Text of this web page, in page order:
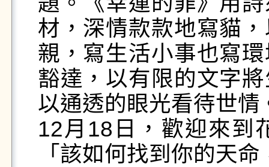
材，深情款款地寫貓
親，寫生活小事也寫
豁達，以有限的文字
以通透的眼光看待世情
12月18日，歡迎來到
「該如何找到你的天